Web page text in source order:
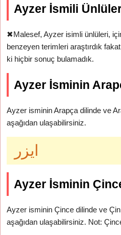
Ayzer İsmili
✖Malesef, Ayzer isimli ünlüleri,
benzeyen terimleri araştırdık
ki hiçbir sonuç bulamadık.
Ayzer İsminin
Ayzer isminin Arapça dilinde ve
aşağıdan ulaşabilirsiniz.
ايزر
Ayzer İsminin Çince
Ayzer isminin Çince dilinde ve Çin
aşağıdan ulaşabilirsiniz. Not: